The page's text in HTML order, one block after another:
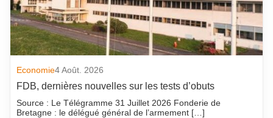
Economie4 Août. 2026
FDB, dernières nouvelles sur les tests d’obuts
Source : Le Télégramme 31 Juillet 2026 Fonderie de
Bretagne : le délégué général de l’armement […]